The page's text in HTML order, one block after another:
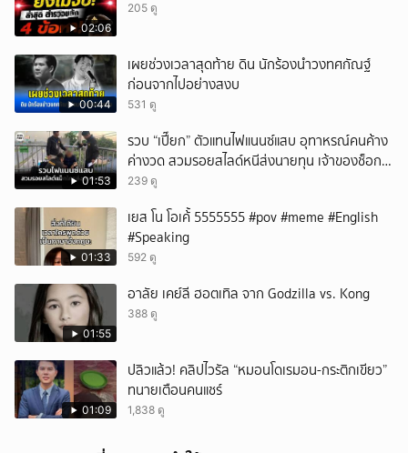
02:06
205 ดู
00:44
เผยช่วงเวลาสุดท้าย ดิน นักร้องนำวงทศกัณฐ์
ก่อนจากไปอย่างสงบ
531 ดู
01:53
รวบ “เปี๊ยก” ตัวแทนไฟแนนซ์แสบ อุทาหรณ์คนค้าง
ค่างวด สวมรอยสไลด์หนีส่งนายทุน เจ้าของช็อก
หนี้ยังอยู่ - รถปลิว เสียหายกว่า 600,000 บาท
239 ดู
01:33
เยส โน โอเค้้้้ 5555555 #pov #meme #English
#Speaking
592 ดู
01:55
อาลัย เคย์ลี ฮอตเทิล จาก Godzilla vs. Kong
388 ดู
01:09
ปลิวแล้ว! คลิปไวรัล “หมอนโดเรมอน-กระติกเขียว”
ทนายเตือนคนแชร์
1,838 ดู